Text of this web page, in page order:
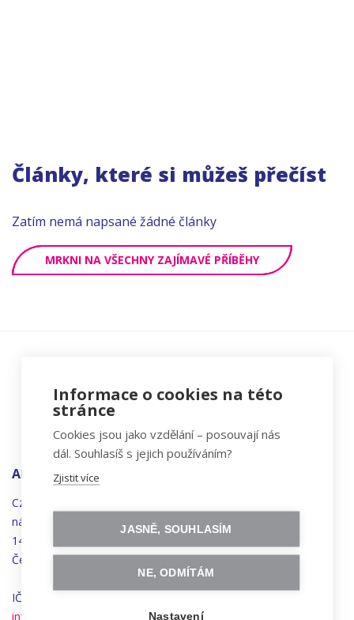
Články, které si můžeš přečíst
Zatím nemá napsané žádné články
MRKNI NA VŠECHNY ZAJÍMAVÉ PŘÍBĚHY
ADRESA
Czechitas, z.ú.
náměstí
Synků 1748/17
140 00 Praha 4 - Nusle
Česká republika
IČO 22834958 | DIČ CZ22834958
info@czechitas.cz
Informace o cookies na této
stránce
Cookies jsou jako vzdělání – posouvají nás
dál. Souhlasíš s jejich používáním?
Zjistit více
JASNĚ, SOUHLASÍM
NE, ODMÍTÁM
Nastavení